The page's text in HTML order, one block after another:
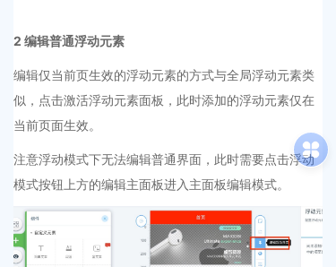
2 编辑普通浮动元素
编辑仅当前页生效的浮动元素的方式与全局浮动元素类
似，点击激活浮动元素面板，此时添加的浮动元素仅在
当前页面生效。
注意浮动模式下无法编辑普通界面，此时需要点击浮动
模式按钮上方的编辑主面板进入主面板编辑模式。